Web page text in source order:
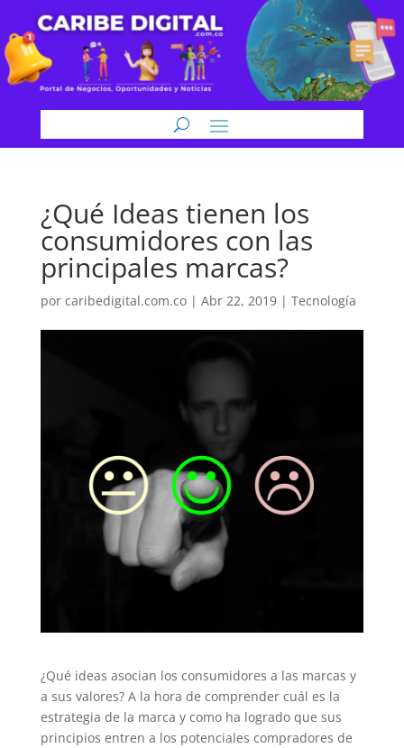
¿Qué Ideas tienen los
consumidores con las
principales marcas?
por caribedigital.com.co| Abr 22, 2019| Tecnología
¿Qué ideas asocian los consumidores a las marcas y
a sus valores? A la hora de comprender cuál es la
estrategia de la marca y como ha logrado que sus
principios entren a los potenciales compradores de